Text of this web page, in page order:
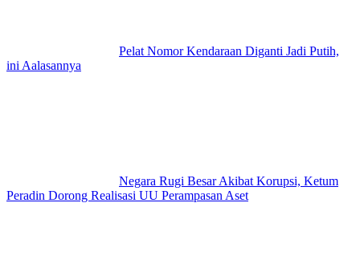
Pelat Nomor Kendaraan Diganti Jadi Putih,
ini Aalasannya
Negara Rugi Besar Akibat Korupsi, Ketum
Peradin Dorong Realisasi UU Perampasan Aset